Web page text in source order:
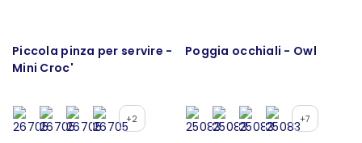
Piccola pinza per servire -
Mini Croc'
+2
Poggia occhiali - Owl
+7